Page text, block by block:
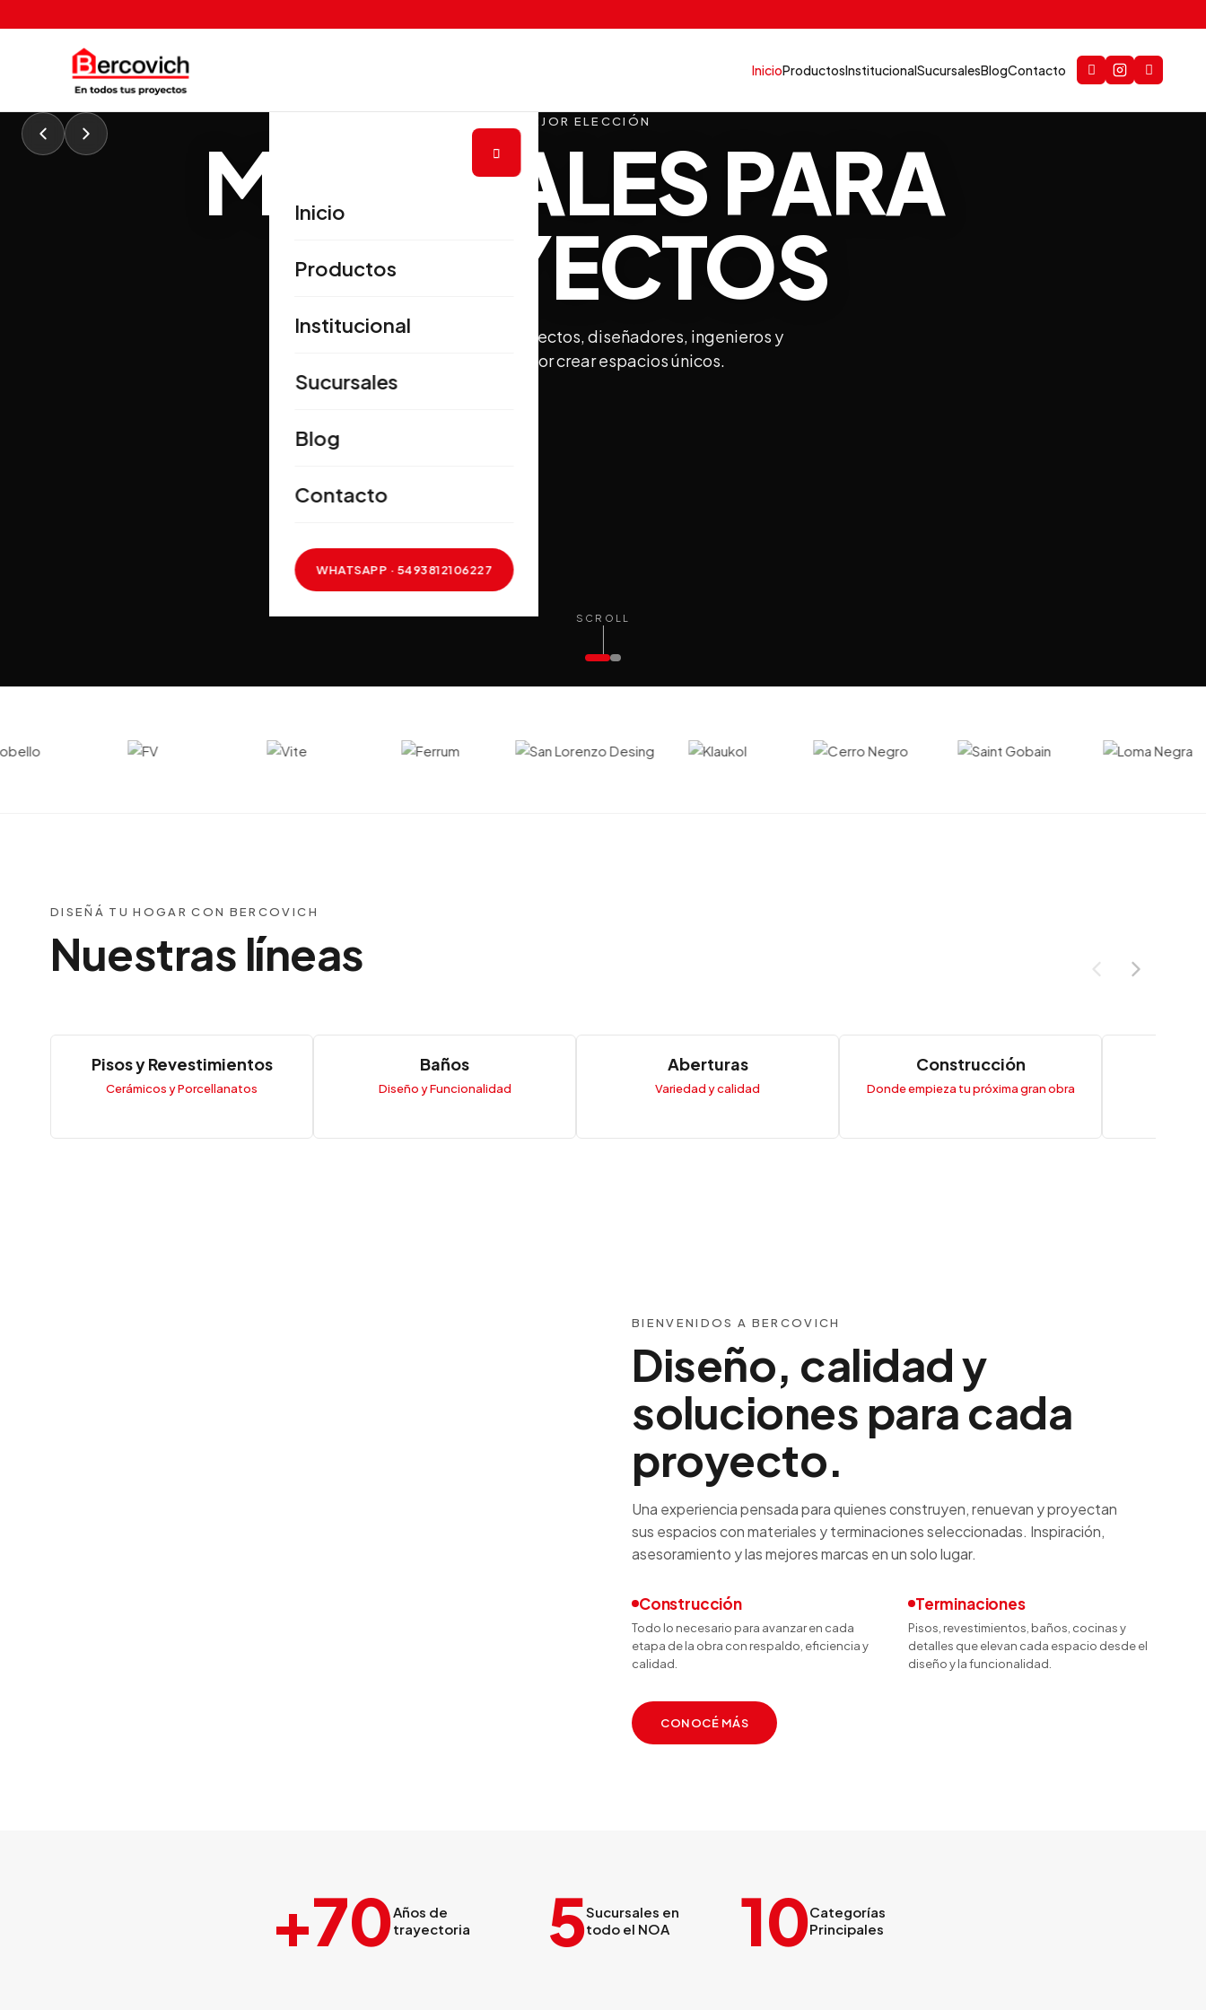
InicioProductosInstitucionalSucursalesBlogContacto
Inicio
Productos
Institucional
Sucursales
Blog
Contacto
WHATSAPP · 5493812106227
LA MEJOR ELECCIÓN
MATERIALES PARA
PROYECTOS
Inspiración para arquitectos, diseñadores, ingenieros y
apasionados por crear espacios únicos.
SCROLL
DISEÑÁ TU HOGAR CON BERCOVICH
Nuestras líneas
Pisos y Revestimientos
Cerámicos y Porcellanatos
Baños
Diseño y Funcionalidad
Aberturas
Variedad y calidad
Construcción
Donde empieza tu próxima gran obra
BIENVENIDOS A BERCOVICH
Diseño, calidad y
soluciones para cada
proyecto.
Una experiencia pensada para quienes construyen, renuevan y proyectan
sus espacios con materiales y terminaciones seleccionadas. Inspiración,
asesoramiento y las mejores marcas en un solo lugar.
Construcción
Todo lo necesario para avanzar en cada
etapa de la obra con respaldo, eficiencia y
calidad.
Terminaciones
Pisos, revestimientos, baños, cocinas y
detalles que elevan cada espacio desde el
diseño y la funcionalidad.
CONOCÉ MÁS
+70Años de
trayectoria
5Sucursales en
todo el NOA
10Categorías
Principales